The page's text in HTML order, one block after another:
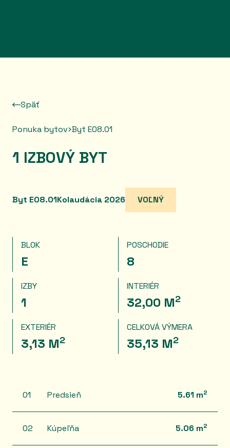
Späť
Ponuka bytov Byt E08.01
1 IZBOVÝ BYT
Byt E08.01Kolaudácia 2026 VOĽNÝ
BLOK
E
POSCHODIE
8
IZBY
1
INTERIÉR
32,00 M2
EXTERIÉR
3,13 M2
CELKOVÁ VÝMERA
35,13 M2
01 Predsieň 5.61 m2
02 Kúpeľňa 5.06 m2